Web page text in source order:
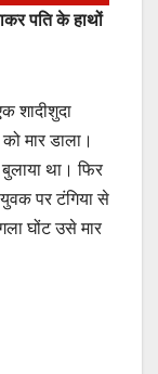
पति के हाथों
शादीशुदा
मार डाला।
था। फिर
पर टंगिया से
घोंट उसे मार